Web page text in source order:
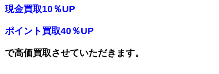
現金買取10％UP
ポイント買取40％UP
で高価買取させていただきます。